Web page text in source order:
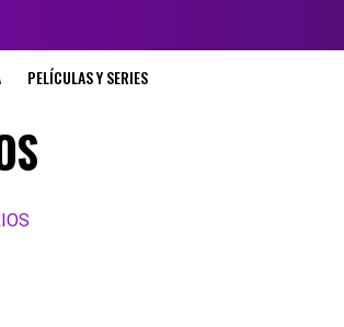
PELÍCULAS Y SERIES